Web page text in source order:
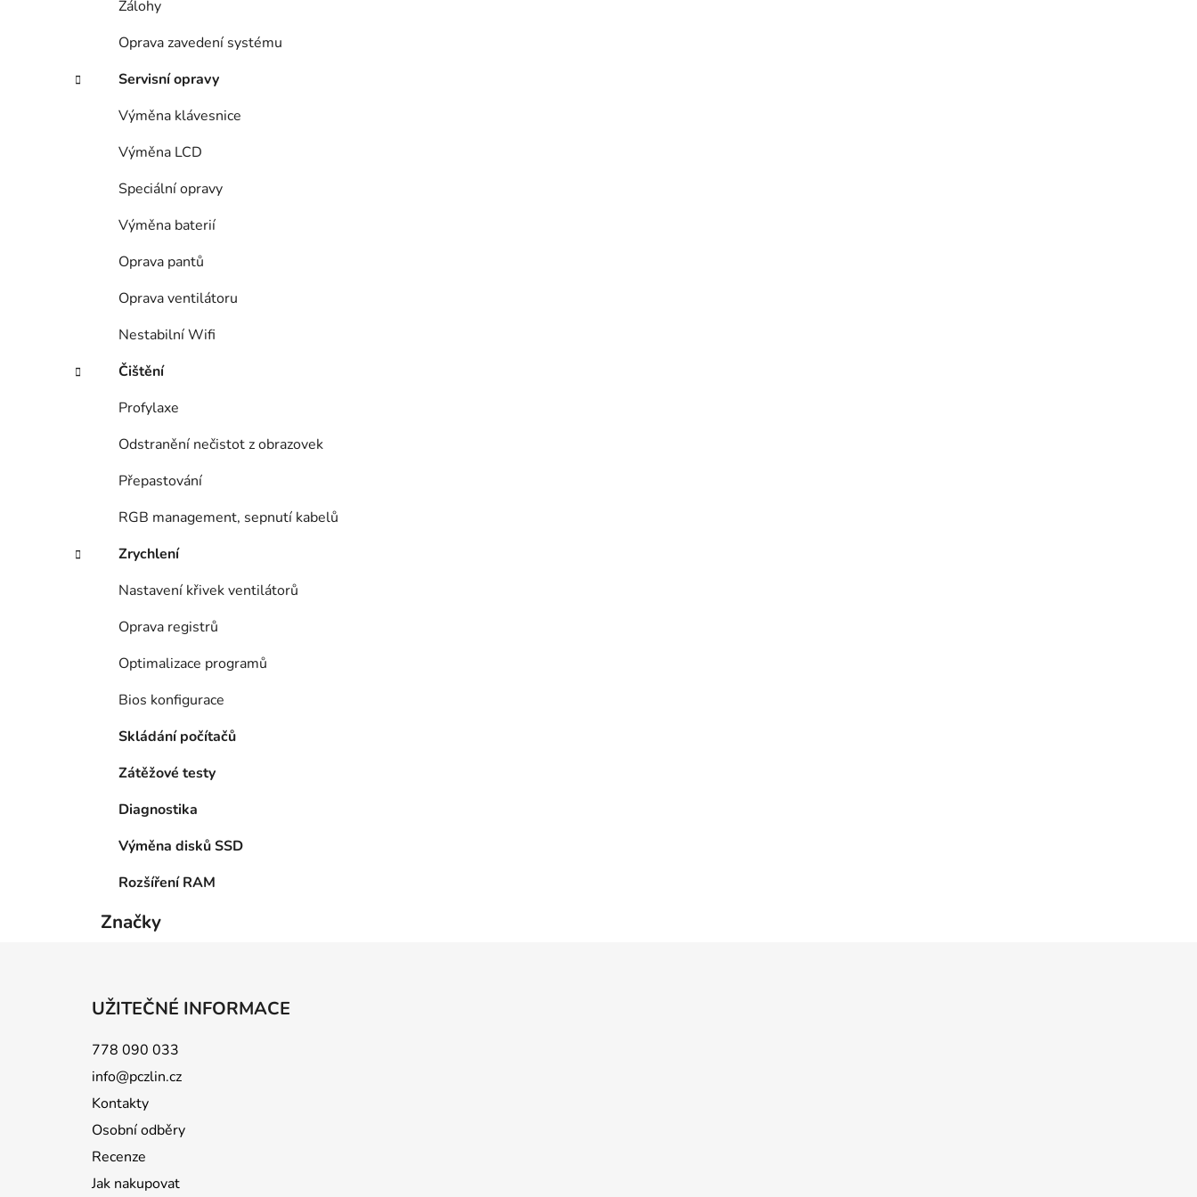
e
Zálohy
Oprava zavedení systému
Servisní opravy
Výměna klávesnice
Výměna LCD
Speciální opravy
Výměna baterií
Oprava pantů
Oprava ventilátoru
Nestabilní Wifi
Čištění
Profylaxe
Odstranění nečistot z obrazovek
Přepastování
RGB management, sepnutí kabelů
Zrychlení
Nastavení křivek ventilátorů
Oprava registrů
Optimalizace programů
Bios konfigurace
Skládání počítačů
Zátěžové testy
Diagnostika
Výměna disků SSD
Rozšíření RAM
Značky
UŽITEČNÉ INFORMACE
778 090 033
info@pczlin.cz
Kontakty
Osobní odběry
Recenze
Jak nakupovat